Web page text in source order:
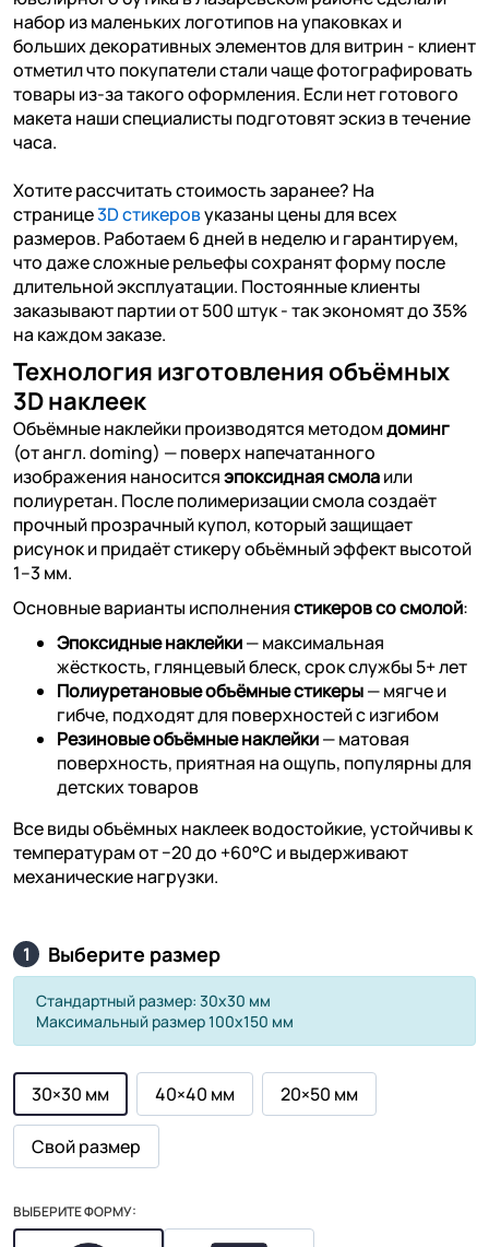
набор из маленьких логотипов на упаковках и
больших декоративных элементов для витрин - клиент
отметил что покупатели стали чаще фотографировать
товары из-за такого оформления. Если нет готового
макета наши специалисты подготовят эскиз в течение
часа.
Хотите рассчитать стоимость заранее? На
странице3D стикеровуказаны цены для всех
размеров. Работаем 6 дней в неделю и гарантируем,
что даже сложные рельефы сохранят форму после
длительной эксплуатации. Постоянные клиенты
заказывают партии от 500 штук - так экономят до 35%
на каждом заказе.
Технология изготовления объёмных
3D наклеек
Объёмные наклейки производятся методомдоминг
(от англ. doming) — поверх напечатанного
изображения наноситсяэпоксидная смолаили
полиуретан. После полимеризации смола создаёт
прочный прозрачный купол, который защищает
рисунок и придаёт стикеру объёмный эффект высотой
1–3 мм.
Основные варианты исполнениястикеров со смолой:
Эпоксидные наклейки— максимальная
жёсткость, глянцевый блеск, срок службы 5+ лет
Полиуретановые объёмные стикеры— мягче и
гибче, подходят для поверхностей с изгибом
Резиновые объёмные наклейки— матовая
поверхность, приятная на ощупь, популярны для
детских товаров
Все виды объёмных наклеек водостойкие, устойчивы к
температурам от −20 до +60°C и выдерживают
механические нагрузки.
1 Выберите размер
Стандартный размер: 30х30 мм
Максимальный размер 100х150 мм
30×30 мм 40×40 мм 20×50 мм
Свой размер
ВЫБЕРИТЕ ФОРМУ: